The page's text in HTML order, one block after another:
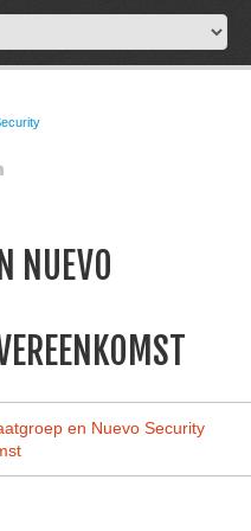
NUEVO
en Nuevo Security